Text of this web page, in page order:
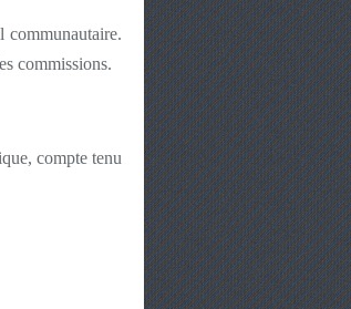
communautaire.
commissions.
compte tenu